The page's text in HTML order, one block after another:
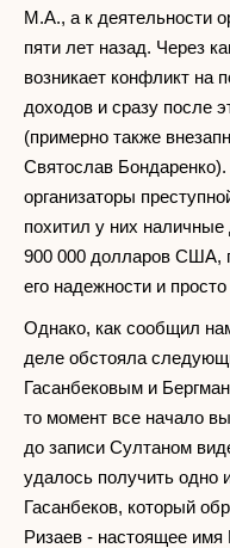
М.А., а к деятельности
пяти лет назад. Через
возникает конфликт на
доходов и сразу после
(примерно также
Святослав
организаторы
похитил у них
900 000 долларов США,
его надежности и
Однако, как сообщил
деле обстояла
Гасанбековым и
то момент все начало
до записи Султаном
удалось получить одно
Гасанбеков, который
Ризаев - настоящее имя